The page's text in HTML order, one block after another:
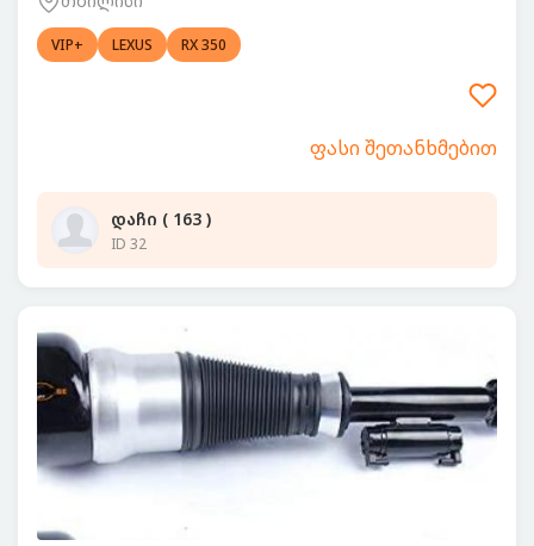
VIP+ LEXUS RX 350
ფასი შეთანხმებით
დაჩი ( 163 )
ID 32